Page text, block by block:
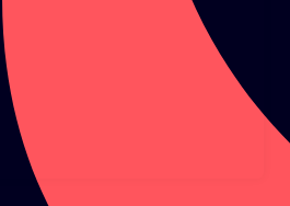
IEUENCTID